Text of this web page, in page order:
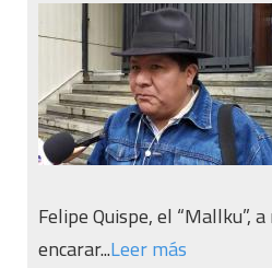
Felipe Quispe, el “Mallku”,
encarar...Leer más